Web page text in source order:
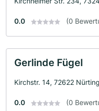
0.0 (0
Gerlinde Fügel
Kirchstr. 14, 72622
0.0 (0